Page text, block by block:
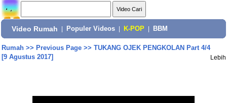
Video Rumah Populer Videos K-POP BBM
Rumah>> Previous Page>> TUKANG OJEK PENGKOLAN Part 4/4
[9 Agustus 2017]
Lebih